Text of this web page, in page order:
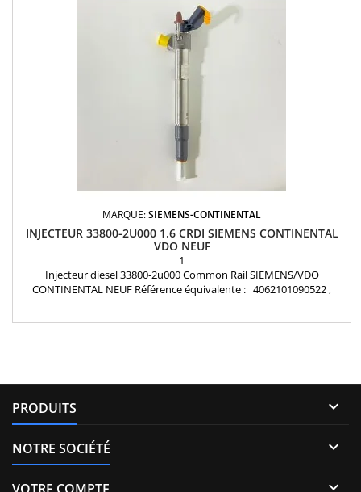
MARQUE:SIEMENS-CONTINENTAL
INJECTEUR 33800-2U000 1.6 CRDI SIEMENS CONTINENTAL
VDO NEUF
1
Injecteur diesel 33800-2u000 Common Rail SIEMENS/VDO
CONTINENTAL NEUF Référence équivalente : 4062101090522 ,
PRODUITS 
NOTRE SOCIÉTÉ 
